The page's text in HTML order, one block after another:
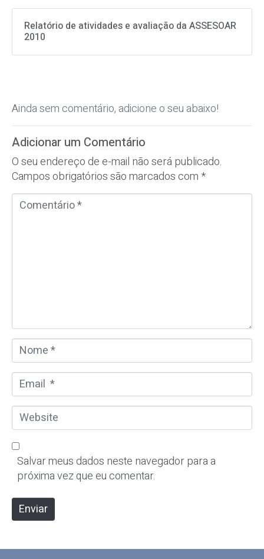
Relatório de atividades e avaliação da ASSESOAR
2010
Ainda sem comentário, adicione o seu abaixo!
Adicionar um Comentário
O seu endereço de e-mail não será publicado.
Campos obrigatórios são marcados com *
C
o
N
o
m
*
E
m
a
*
W
e
b
e
Salvar meus dados neste navegador para a
próxima vez que eu comentar.
Enviar